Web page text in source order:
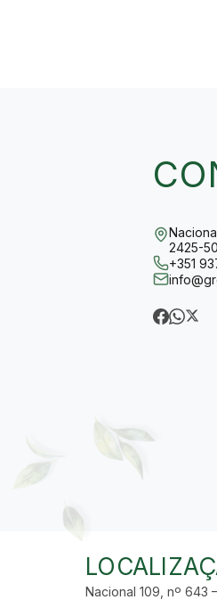
2425-
+351
Nacional 109, nº 643